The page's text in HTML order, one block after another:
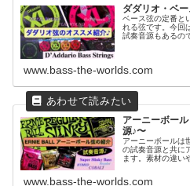
ダダリオ・ベ
ベース弦の定番と
れる弦です。今回
試奏音源もあるの
www.bass-the-worlds.com
アーニーボー
源♪〜
アーニーボールは
の試奏音源と共に
ます。素材の違い
www.bass-the-worlds.com